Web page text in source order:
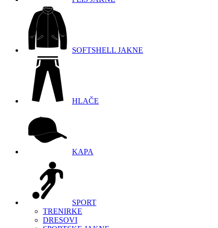
SOFTSHELL JAKNE
HLAČE
KAPA
SPORT
TRENIRKE
DRESOVI